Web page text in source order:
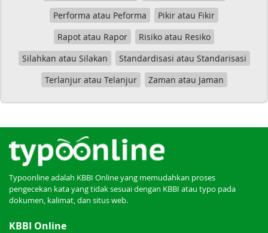
Performa atau Peforma
Pikir atau Fikir
Rapot atau Rapor
Risiko atau Resiko
Silahkan atau Silakan
Standardisasi atau Standarisasi
Terlanjur atau Telanjur
Zaman atau Jaman
Typoonline adalah KBBI Online yang memudahkan proses
pengecekan kata yang tidak sesuai dengan KBBI atau typo pada
dokumen, kalimat, dan situs web.
KBBI Online